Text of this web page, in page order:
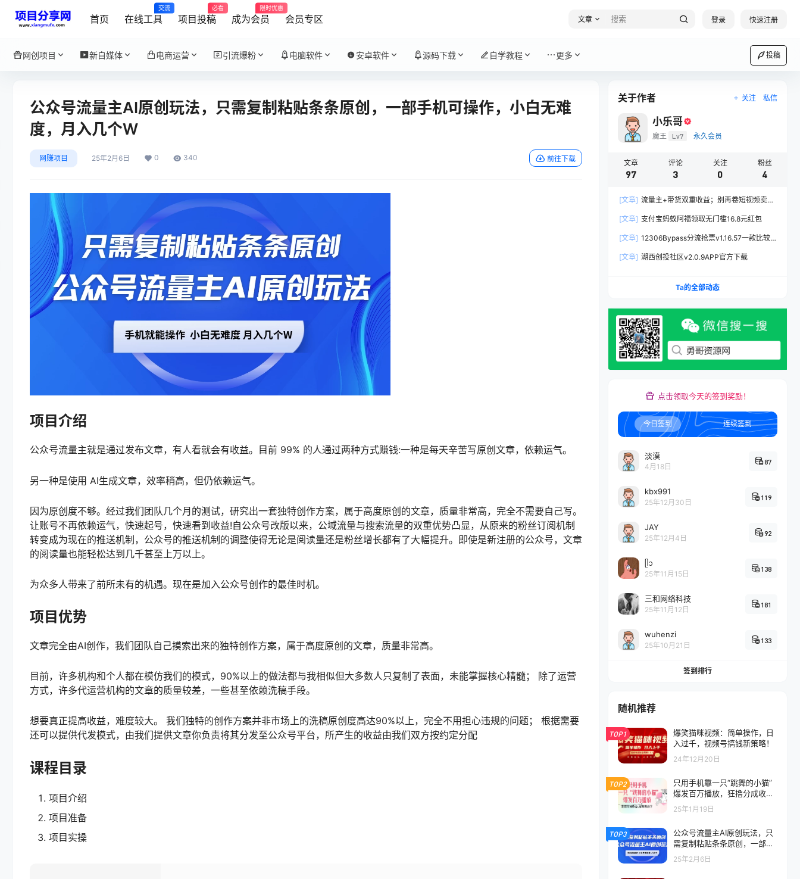
首页 在线工具
交流
项目投稿
必看
成为会员
限时优惠
会员专区 文章 登录 快速注册
网创项目 新自媒体 电商运营 引流爆粉 电脑软件 安卓软件 源码下载 自学教程 更多 投稿
公众号流量主AI原创玩法，只需复制粘贴条条原创，一部手机可操作，小白无难
度，月入几个W
网赚项目 25年2月6日 0 340 前往下载
项目介绍
公众号流量主就是通过发布文章，有人看就会有收益。目前 99% 的人通过两种方式赚钱:一种是每天辛苦写原创文章，依赖运气。
另一种是使用 AI生成文章，效率稍高，但仍依赖运气。
因为原创度不够。经过我们团队几个月的测试，研究出一套独特创作方案，属于高度原创的文章，质量非常高，完全不需要自己写。
让账号不再依赖运气，快速起号，快速看到收益!自公众号改版以来，公域流量与搜索流量的双重优势凸显，从原来的粉丝订阅机制
转变成为现在的推送机制，公众号的推送机制的调整使得无论是阅读量还是粉丝增长都有了大幅提升。即使是新注册的公众号，文章
的阅读量也能轻松达到几千甚至上万以上。
为众多人带来了前所未有的机遇。现在是加入公众号创作的最佳时机。
项目优势
文章完全由AI创作，我们团队自己摸索出来的独特创作方案，属于高度原创的文章，质量非常高。
目前，许多机构和个人都在模仿我们的模式，90%以上的做法都与我相似但大多数人只复制了表面，未能掌握核心精髓； 除了运营
方式，许多代运营机构的文章的质量较差，一些甚至依赖洗稿手段。
想要真正提高收益，难度较大。 我们独特的创作方案并非市场上的洗稿原创度高达90%以上，完全不用担心违规的问题； 根据需要
还可以提供代发模式，由我们提供文章你负责将其分发至公众号平台，所产生的收益由我们双方按约定分配
课程目录
项目介绍
项目准备
项目实操
关于作者 关注 私信
小乐哥
魔王 Lv7 永久会员
文章
97
评论
3
关注
0
粉丝
4
[文章] 流量主+带货双重收益；别再卷短视频卖书
方式
[文章] 支付宝蚂蚁阿福领取无门槛16.8元红包
[文章] 12306Bypass分流抢票v1.16.57一款比较
[文章] 湖西创投社区v2.0.9APP官方下载
Ta的全部动态
点击领取今天的签到奖励！
今日签到 连续签到
淡漠
4月18日
87
kbx991
25年12月30日
119
JAY
25年12月4日
92
ᥫᩣ
25年11月15日
138
三和网络科技
25年11月12日
181
wuhenzi
25年10月21日
133
签到排行
随机推荐
TOP1
爆笑猫咪视频：简单操作，日
入过千，视频号搞钱新策略！
24年12月20日
TOP2
只用手机靠一只“跳舞的小猫”
爆发百万播放，狂撸分成收
益，保姆级教学
25年1月19日
TOP3
公众号流量主AI原创玩法，只
需复制粘贴条条原创，一部手
机可操作，小白无难度，月入
几个W
25年2月6日